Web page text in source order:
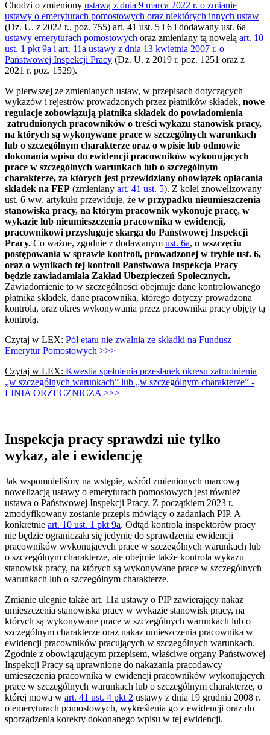
Chodzi o zmieniony ustawą z dnia 9 marca 2022 r. o zmianie
ustawy o emeryturach pomostowych oraz niektórych innych ustaw
(Dz. U. z 2022 r., poz. 755) art. 41 ust. 5 i 6 i dodawany ust. 6a
ustawy emeryturach pomostowych oraz zmieniany tą nowelą art. 10
ust. 1 pkt 9a i art. 11a ustawy z dnia 13 kwietnia 2007 r. o
Państwowej Inspekcji Pracy (Dz. U. z 2019 r. poz. 1251 oraz z
2021 r. poz. 1529).
W pierwszej ze zmienianych ustaw, w przepisach dotyczących
wykazów i rejestrów prowadzonych przez płatników składek, nowe
regulacje zobowiązują płatnika składek do powiadomienia
zatrudnionych pracowników o treści wykazu stanowisk pracy,
na których są wykonywane prace w szczególnych warunkach
lub o szczególnym charakterze oraz o wpisie lub odmowie
dokonania wpisu do ewidencji pracowników wykonujących
prace w szczególnych warunkach lub o szczególnym
charakterze, za których jest przewidziany obowiązek opłacania
składek na FEP (zmieniany art. 41 ust. 5). Z kolei znowelizowany
ust. 6 ww. artykułu przewiduje, że w przypadku nieumieszczenia
stanowiska pracy, na którym pracownik wykonuje pracę, w
wykazie lub nieumieszczenia pracownika w ewidencji,
pracownikowi przysługuje skarga do Państwowej Inspekcji
Pracy. Co ważne, zgodnie z dodawanym ust. 6a, o wszczęciu
postępowania w sprawie kontroli, prowadzonej w trybie ust. 6,
oraz o wynikach tej kontroli Państwowa Inspekcja Pracy
będzie zawiadamiała Zakład Ubezpieczeń Społecznych.
Zawiadomienie to w szczególności obejmuje dane kontrolowanego
płatnika składek, dane pracownika, którego dotyczy prowadzona
kontrola, oraz okres wykonywania przez pracownika pracy objęty tą
kontrolą.
Czytaj w LEX: Pół etatu nie zwalnia ze składki na Fundusz
Emerytur Pomostowych >>>
Czytaj w LEX: Kwestia spełnienia przesłanek okresu zatrudnienia
„w szczególnych warunkach” lub „w szczególnym charakterze” -
LINIA ORZECZNICZA >>>
Inspekcja pracy sprawdzi nie tylko
wykaz, ale i ewidencję
Jak wspomnieliśmy na wstępie, wśród zmienionych marcową
nowelizacją ustawy o emeryturach pomostowych jest również
ustawa o Państwowej Inspekcji Pracy. Z początkiem 2023 r.
zmodyfikowany zostanie przepis mówiący o zadaniach PIP. A
konkretnie art. 10 ust. 1 pkt 9a. Odtąd kontrola inspektorów pracy
nie będzie ograniczała się jedynie do sprawdzenia ewidencji
pracowników wykonujących prace w szczególnych warunkach lub
o szczególnym charakterze, ale obejmie także kontrola wykazu
stanowisk pracy, na których są wykonywane prace w szczególnych
warunkach lub o szczególnym charakterze.
Zmianie ulegnie także art. 11a ustawy o PIP zawierający nakaz
umieszczenia stanowiska pracy w wykazie stanowisk pracy, na
których są wykonywane prace w szczególnych warunkach lub o
szczególnym charakterze oraz nakaz umieszczenia pracownika w
ewidencji pracowników pracujących w szczególnych warunkach.
Zgodnie z obowiązującym przepisem, właściwe organy Państwowej
Inspekcji Pracy są uprawnione do nakazania pracodawcy
umieszczenia pracownika w ewidencji pracowników wykonujących
prace w szczególnych warunkach lub o szczególnym charakterze, o
której mowa w art. 41 ust. 4 pkt 2 ustawy z dnia 19 grudnia 2008 r.
o emeryturach pomostowych, wykreślenia go z ewidencji oraz do
sporządzenia korekty dokonanego wpisu w tej ewidencji.